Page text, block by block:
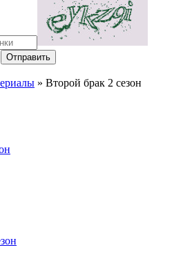
Отправить
» Второй брак 2 сезон